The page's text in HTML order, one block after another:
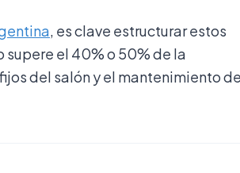
, es clave estructurar estos
el 40% o 50% de la
del salón y el mantenimiento de